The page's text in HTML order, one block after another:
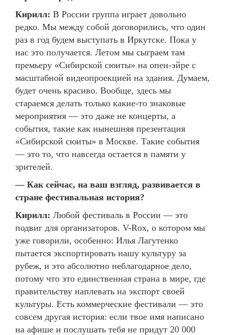
Кирилл: В России группа играет довольно
редко. Мы между собой договорились, что один
раз в год будем выступать в Иркутске. Пока у
нас это получается. Летом мы сыграем там
премьеру «Сибирской сюиты» на опен-эйре с
масштабной видеопроекцией на здания. Думаем,
будет очень красиво. Вообще, здесь мы
стараемся делать только какие-то знаковые
мероприятия — это даже не концерты, а
события, такие как нынешняя презентация
«Сибирской сюиты» в Москве. Такие события
— это то, что навсегда остается в памяти у
зрителей.
— Как сейчас, на ваш взгляд, развивается в
стране фестивальная история?
Кирилл: Любой фестиваль в России — это
подвиг для организаторов. V-Rox, о котором мы
уже говорили, особенно: Илья Лагутенко
пытается экспортировать нашу культуру за
рубеж, и это абсолютно неблагодарное дело,
потому что это единственная страна в мире, где
правительству наплевать на экспорт своей
культуры. Есть коммерческие фестивали — это
совсем другая история: если твое имя написано
на афише и послушать тебя не придут 20 000